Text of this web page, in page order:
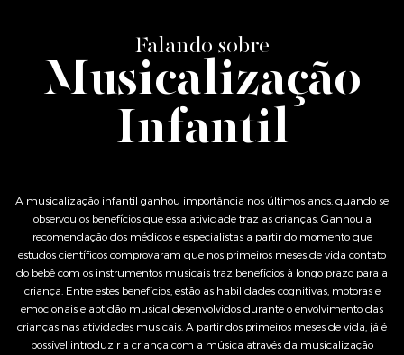
Falando sobre
Musicalização
Infantil
A musicalização infantil ganhou importância nos últimos anos, quando se
observou os benefícios que essa atividade traz as crianças. Ganhou a
recomendação dos médicos e especialistas a partir do momento que
estudos científicos comprovaram que nos primeiros meses de vida contato
do bebê com os instrumentos musicais traz benefícios à longo prazo para a
criança. Entre estes benefícios, estão as habilidades cognitivas, motoras e
emocionais e aptidão musical desenvolvidos durante o envolvimento das
crianças nas atividades musicais. A partir dos primeiros meses de vida, já é
possível introduzir a criança com a música através da musicalização